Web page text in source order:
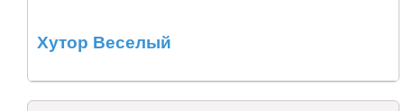
Хутор Веселый